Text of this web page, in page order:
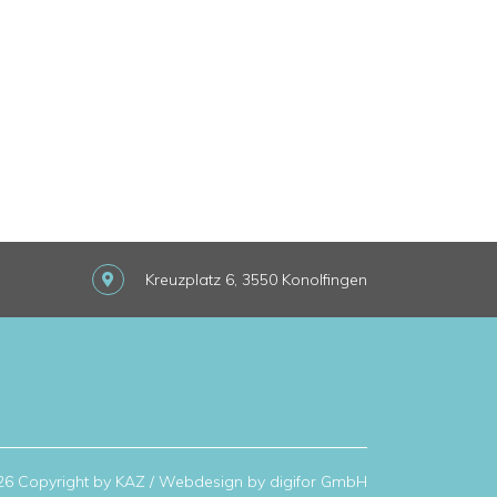
Kreuzplatz 6, 3550 Konolfingen
Copyright by KAZ / Webdesign by digifor GmbH